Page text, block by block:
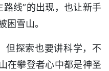
线”的出现，也让新手
困雪山。
但探索也要讲科学，不
在攀登者心中都是神圣